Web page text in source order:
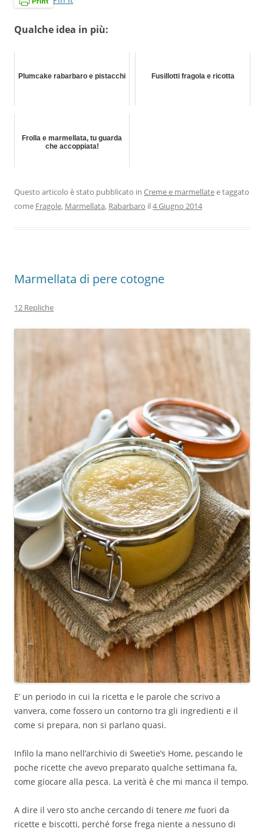
Qualche idea in più:
Plumcake rabarbaro e pistacchi Fusillotti fragola e ricotta
Frolla e marmellata, tu guarda
che accoppiata!
Questo articolo è stato pubblicato in Creme e marmellatee taggato
come Fragole, Marmellata, Rabarbaro il4 Giugno 2014
Marmellata di pere cotogne
12 Repliche
E’ un periodo in cui la ricetta e le parole che scrivo a
vanvera, come fossero un contorno tra gli ingredienti e il
come si prepara, non si parlano quasi.
Infilo la mano nell’archivio di Sweetie’s Home, pescando le
poche ricette che avevo preparato qualche settimana fa,
come giocare alla pesca. La verità è che mi manca il tempo.
A dire il vero sto anche cercando di tenere me fuori da
ricette e biscotti, perché forse frega niente a nessuno di